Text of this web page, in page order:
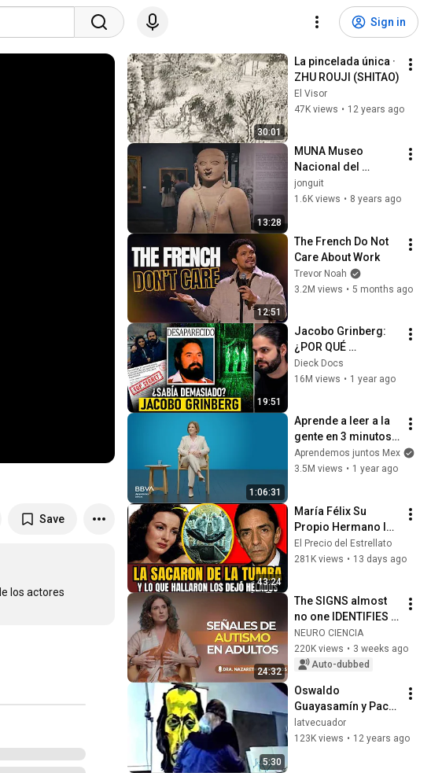
Sign in
Save
los actores
30:01
La pincelada única ·
ZHU ROUJI (SHITAO)
El Visor
47K views • 12 years ago
13:28
MUNA Museo
Nacional del
Ecuador
jonguit
1.6K views • 8 years ago
12:51
The French Do Not
Care About Work
Trevor Noah
3.2M views • 5 months ago
19:51
Jacobo Grinberg:
¿POR QUÉ
DESAPARECIÓ? |
Documental
Dieck Docs
16M views • 1 year ago
1:06:31
Aprende a leer a la
gente en 3 minutos |
Bárbara Tijerina,
experta en
Aprendemos juntos Mex
3.5M views • 1 year ago
43:24
María Félix Su
Propio Hermano la
Desenterró... Lo que
Hallaron los Peritos
El Precio del Estrellato
281K views • 13 days ago
24:32
The SIGNS almost
no one IDENTIFIES
in time | Nazareth
Castellanos
NEURO CIENCIA
220K views • 3 weeks ago
Auto-dubbed
5:30
Oswaldo
Guayasamín y Paco
de Lucia 1994 LA TV
ECUADOR 26/02/14
latvecuador
123K views • 12 years ago